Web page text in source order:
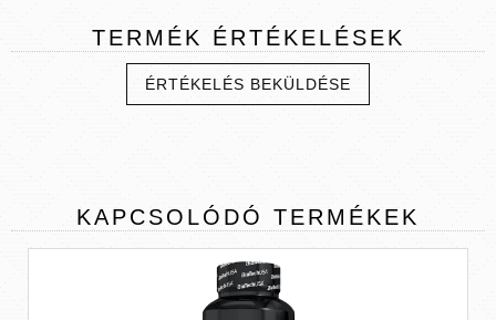
TERMÉK ÉRTÉKELÉSEK
ÉRTÉKELÉS BEKÜLDÉSE
KAPCSOLÓDÓ TERMÉKEK